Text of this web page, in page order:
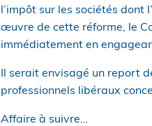
l’impôt sur les sociétés dont
œuvre de cette réforme, le
immédiatement en
Il serait envisagé un report
professionnels libéraux
Affaire à suivre…